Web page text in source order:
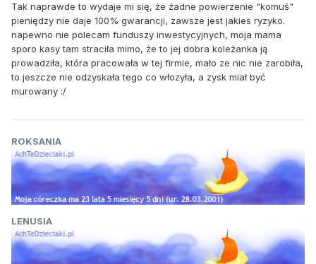
Tak naprawde to wydaje mi się, że żadne powierzenie "komuś"
pieniędzy nie daje 100% gwarancji, zawsze jest jakies ryzyko.
napewno nie polecam funduszy inwestycyjnych, moja mama
sporo kasy tam straciła mimo, że to jej dobra koleżanka ją
prowadziła, która pracowała w tej firmie, mało ze nic nie zarobiła,
to jeszcze nie odzyskała tego co włozyła, a zysk miał być
murowany :/
ROKSANIA
LENUSIA